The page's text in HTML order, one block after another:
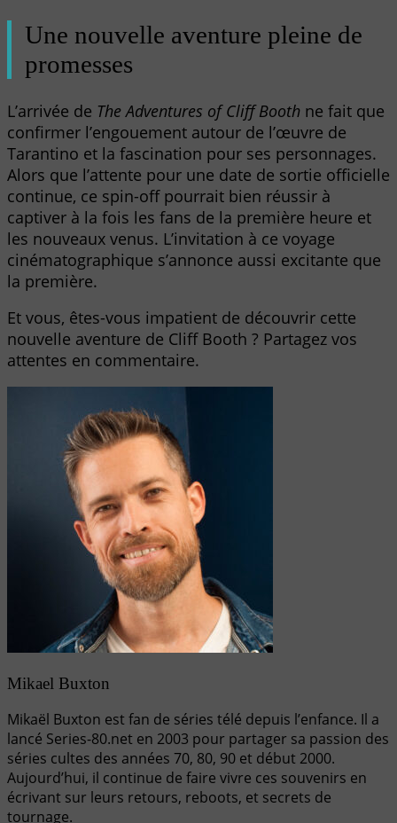
Une nouvelle aventure pleine de
promesses
L’arrivée de The Adventures of Cliff Booth ne fait que
confirmer l’engouement autour de l’œuvre de
Tarantino et la fascination pour ses personnages.
Alors que l’attente pour une date de sortie officielle
continue, ce spin-off pourrait bien réussir à
captiver à la fois les fans de la première heure et
les nouveaux venus. L’invitation à ce voyage
cinématographique s’annonce aussi excitante que
la première.
Et vous, êtes-vous impatient de découvrir cette
nouvelle aventure de Cliff Booth ? Partagez vos
attentes en commentaire.
Mikael Buxton
Mikaël Buxton est fan de séries télé depuis l’enfance. Il a
lancé Series-80.net en 2003 pour partager sa passion des
séries cultes des années 70, 80, 90 et début 2000.
Aujourd’hui, il continue de faire vivre ces souvenirs en
écrivant sur leurs retours, reboots, et secrets de
tournage.